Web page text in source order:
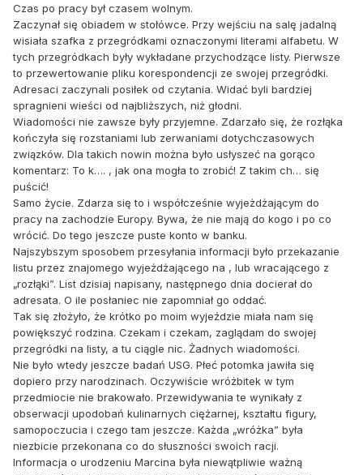
Czas po pracy był czasem wolnym.
Zaczynał się obiadem w stołówce. Przy wejściu na salę jadalną
wisiała szafka z przegródkami oznaczonymi literami alfabetu. W
tych przegródkach były wykładane przychodzące listy. Pierwsze
to przewertowanie pliku korespondencji ze swojej przegródki.
Adresaci zaczynali posiłek od czytania. Widać byli bardziej
spragnieni wieści od najbliższych, niż głodni.
Wiadomości nie zawsze były przyjemne. Zdarzało się, że rozłąka
kończyła się rozstaniami lub zerwaniami dotychczasowych
związków. Dla takich nowin można było usłyszeć na gorąco
komentarz: To k…. , jak ona mogła to zrobić! Z takim ch… się
puścić!
Samo życie. Zdarza się to i współcześnie wyjeżdżającym do
pracy na zachodzie Europy. Bywa, że nie mają do kogo i po co
wrócić. Do tego jeszcze puste konto w banku.
Najszybszym sposobem przesyłania informacji było przekazanie
listu przez znajomego wyjeżdżającego na , lub wracającego z
„rozłąki”. List dzisiaj napisany, następnego dnia docierał do
adresata. O ile posłaniec nie zapomniał go oddać.
Tak się złożyło, że krótko po moim wyjeździe miała nam się
powiększyć rodzina. Czekam i czekam, zaglądam do swojej
przegródki na listy, a tu ciągle nic. Żadnych wiadomości.
Nie było wtedy jeszcze badań USG. Płeć potomka jawiła się
dopiero przy narodzinach. Oczywiście wróżbitek w tym
przedmiocie nie brakowało. Przewidywania te wynikały z
obserwacji upodobań kulinarnych ciężarnej, kształtu figury,
samopoczucia i czego tam jeszcze. Każda „wróżka” była
niezbicie przekonana co do słuszności swoich racji.
Informacja o urodzeniu Marcina była niewątpliwie ważną